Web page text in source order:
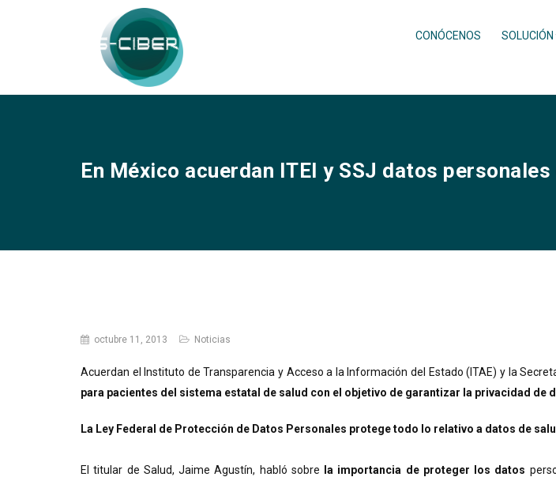
CONÓCENOS SOLUCIÓN
En México acuerdan ITEI y SSJ datos
octubre 11, 2013 Noticias
Acuerdan el Instituto de Transparencia y Acceso a la Información del Estado (ITAE) y la
para pacientes del sistema estatal de salud con el objetivo de garantizar la privacidad de
La Ley Federal de Protección de Datos Personales protege todo lo relativo a datos de
El titular de Salud, Jaime Agustín, habló sobre la importancia de proteger los datos